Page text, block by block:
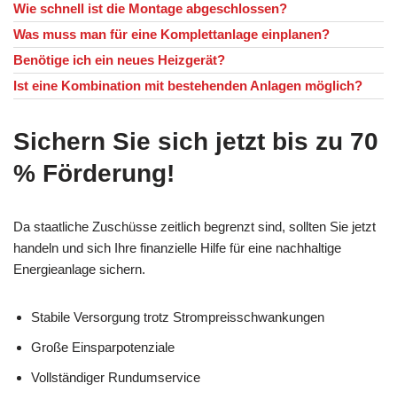
Wie schnell ist die Montage abgeschlossen?
Was muss man für eine Komplettanlage einplanen?
Benötige ich ein neues Heizgerät?
Ist eine Kombination mit bestehenden Anlagen möglich?
Sichern Sie sich jetzt bis zu 70
% Förderung!
Da staatliche Zuschüsse zeitlich begrenzt sind, sollten Sie jetzt
handeln und sich Ihre finanzielle Hilfe für eine nachhaltige
Energieanlage sichern.
Stabile Versorgung trotz Strompreisschwankungen
Große Einsparpotenziale
Vollständiger Rundumservice